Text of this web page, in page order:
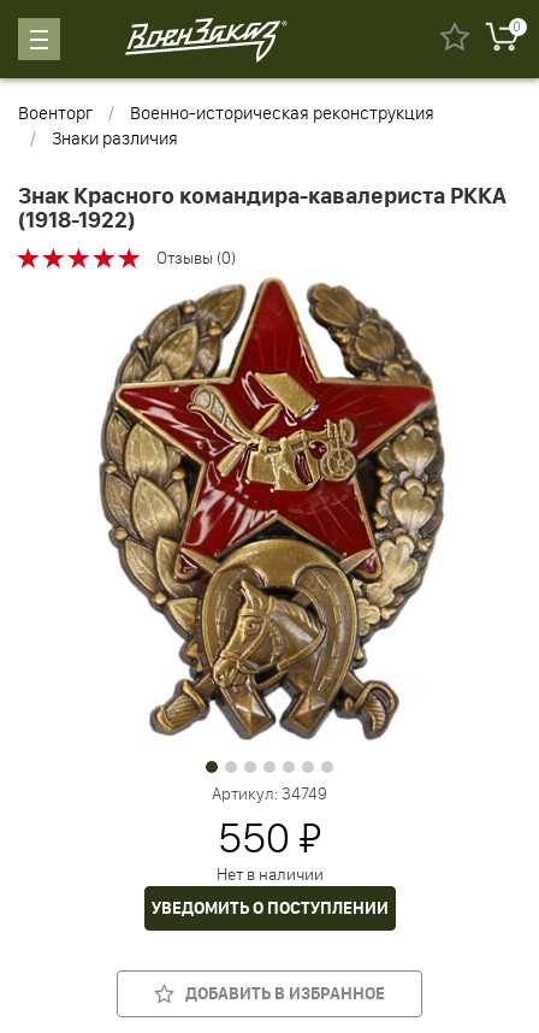
0
Военторг
Военно-историческая реконструкция
Знаки различия
Знак Красного командира-кавалериста РККА
(1918-1922)
Отзывы (0)
Артикул:34749
550 ₽
Нет в наличии
УВЕДОМИТЬ О ПОСТУПЛЕНИИ
ДОБАВИТЬ В ИЗБРАННОЕ